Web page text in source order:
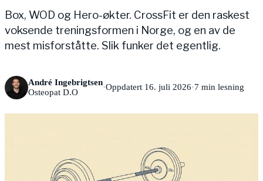
Box, WOD og Hero-økter. CrossFit er den raskest
voksende treningsformen i Norge, og en av de
mest misforståtte. Slik funker det egentlig.
André Ingebrigtsen
Osteopat D.O
·Oppdatert 16. juli 2026·7 min lesning